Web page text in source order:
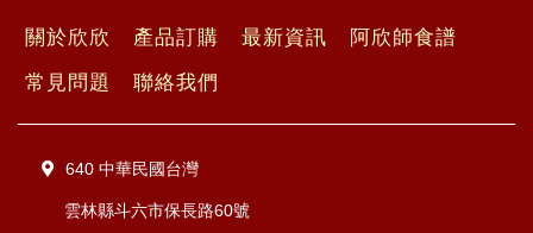
關於欣欣 產品訂購 最新資訊
阿欣師食譜
常見問題
聯絡我們
640 中華民國台灣
雲林縣斗六市保長路60號